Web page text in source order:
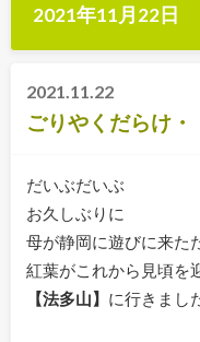
2021年11月22日
2021.11.22
ごりやくだらけ・
だいぶだいぶ
お久しぶりに
母が静岡に遊びに来た
紅葉がこれから見頃を
【法多山】 に行きまし